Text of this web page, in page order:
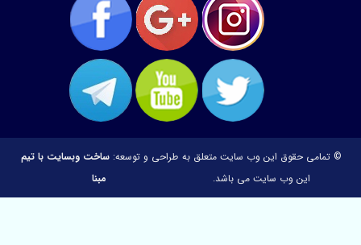
© تمامی حقوق این وب سایت متعلق به
این وب سایت می باشد.
طراحی و توسعه:ساخت وبسایت با تیم
مبنا